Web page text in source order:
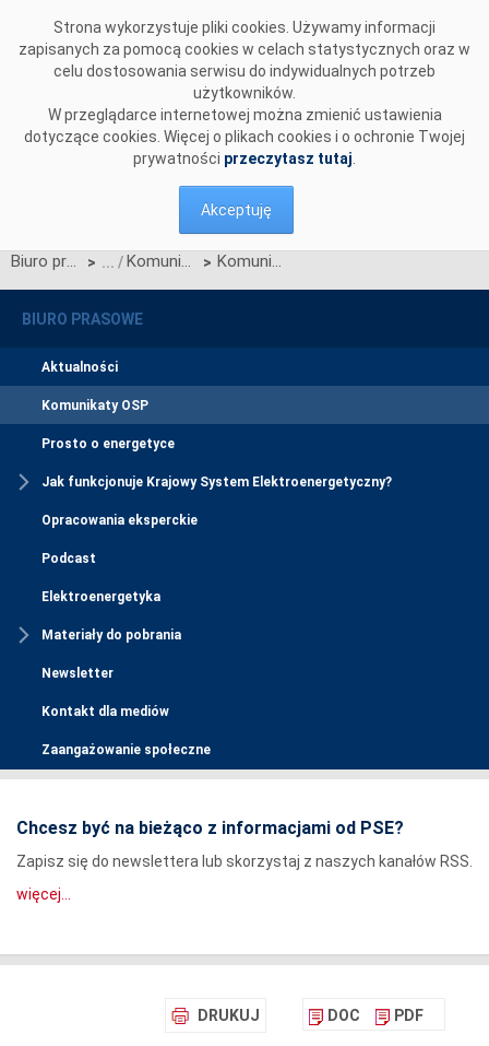
Strona wykorzystuje pliki cookies. Używamy informacji
zapisanych za pomocą cookies w celach statystycznych oraz w
celu dostosowania serwisu do indywidualnych potrzeb
użytkowników.
W przeglądarce internetowej można zmienić ustawienia
dotyczące cookies. Więcej o plikach cookies i o ochronie Twojej
prywatności przeczytasz tutaj
Akceptuję
Biuro prasowe > Komunikaty OSP > Komunikat w sprawie aneksów umów o świadczenie usług przesyłowych z Przedsiębiorstwami Obrotu
BIURO PRASOWE
Aktualności
Komunikaty OSP
Prosto o energetyce
Jak funkcjonuje Krajowy System Elektroenergetyczny?
Opracowania eksperckie
Podcast
Elektroenergetyka
Materiały do pobrania
Newsletter
Kontakt dla mediów
Zaangażowanie społeczne
Chcesz być na bieżąco z informacjami od PSE?
Zapisz się do newslettera lub skorzystaj z naszych kanałów RSS.
więcej...
DRUKUJ DOC PDF